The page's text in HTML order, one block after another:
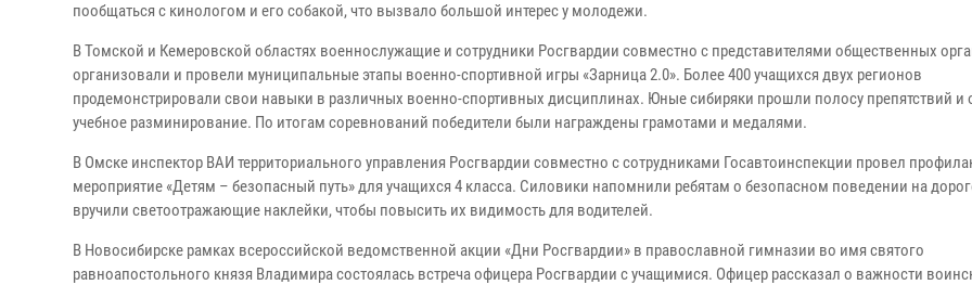
пообщаться с кинологом и его собакой, что вызвало большой интерес у молодежи.
В Томской и Кемеровской областях военнослужащие и сотрудники Росгвардии совместно с представителями общественных
организовали и провели муниципальные этапы военно-спортивной игры «Зарница 2.0». Более 400 учащихся двух регионов
продемонстрировали свои навыки в различных военно-спортивных дисциплинах. Юные сибиряки прошли полосу препятствий и
учебное разминирование. По итогам соревнований победители были награждены грамотами и медалями.
В Омске инспектор ВАИ территориального управления Росгвардии совместно с сотрудниками Госавтоинспекции провел
мероприятие «Детям – безопасный путь» для учащихся 4 класса. Силовики напомнили ребятам о безопасном поведении на
вручили светоотражающие наклейки, чтобы повысить их видимость для водителей.
В Новосибирске рамках всероссийской ведомственной акции «Дни Росгвардии» в православной гимназии во имя святого
равноапостольного князя Владимира состоялась встреча офицера Росгвардии с учащимися. Офицер рассказал о важности